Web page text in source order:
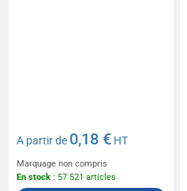
A partir de 0,18 € HT
Marquage non compris
En stock : 57 521 articles